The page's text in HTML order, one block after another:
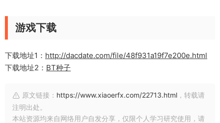
游戏下载
下载地址1： http://dacdate.com/file/48f931a19f7e200e.html
下载地址2： BT种子
原文链接： https://www.xiaoerfx.com/22713.html ，转载请
注明出处。
本站资源均来自网络用户自发分享，仅限个人学习研究使用，请